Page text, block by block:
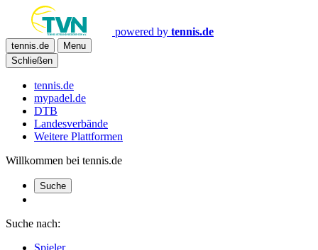
powered by tennis.de
tennis.de
Menu
Schließen
tennis.de
mypadel.de
DTB
Landesverbände
Weitere Plattformen
Willkommen bei tennis.de
Suche
Suche nach:
Spieler